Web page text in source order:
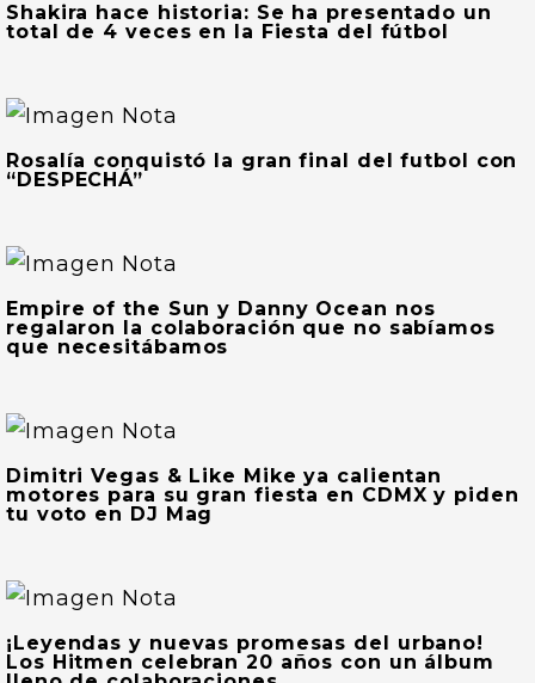
Shakira hace historia: Se ha presentado un
total de 4 veces en la Fiesta del fútbol
Rosalía conquistó la gran final del futbol con
“DESPECHÁ”
Empire of the Sun y Danny Ocean nos
regalaron la colaboración que no sabíamos
que necesitábamos
Dimitri Vegas & Like Mike ya calientan
motores para su gran fiesta en CDMX y piden
tu voto en DJ Mag
¡Leyendas y nuevas promesas del urbano!
Los Hitmen celebran 20 años con un álbum